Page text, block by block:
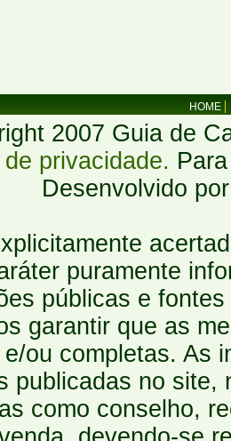
HOME
2007 Guia de
privacidade.
Desenvolvido
puramente
públicas e
garantir que as
ou completas. As
publicadas no site,
como conselho,